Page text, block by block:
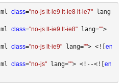
class="no-js lt-ie9 lt-ie8 lt-ie7" lang
class="no-js lt-ie9 lt-ie8" lang="">
class="no-js lt-ie9" lang=""> <![ en
class="no-js" lang=""> <!--<![ en